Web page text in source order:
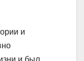
и
и был